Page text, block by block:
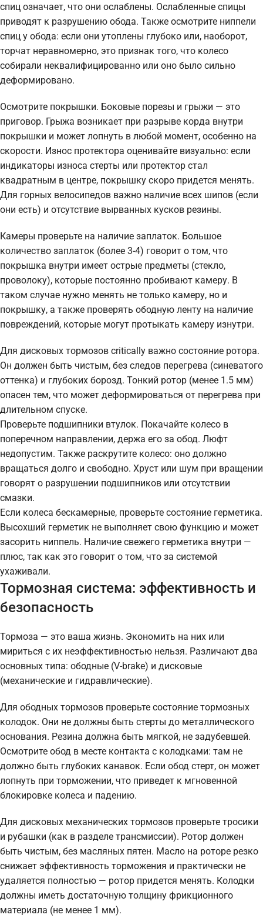
спиц означает, что они ослаблены. Ослабленные спицы
приводят к разрушению обода. Также осмотрите ниппели
спиц у обода: если они утоплены глубоко или, наоборот,
торчат неравномерно, это признак того, что колесо
собирали неквалифицированно или оно было сильно
деформировано.
Осмотрите покрышки. Боковые порезы и грыжи — это
приговор. Грыжа возникает при разрыве корда внутри
покрышки и может лопнуть в любой момент, особенно на
скорости. Износ протектора оценивайте визуально: если
индикаторы износа стерты или протектор стал
квадратным в центре, покрышку скоро придется менять.
Для горных велосипедов важно наличие всех шипов (если
они есть) и отсутствие вырванных кусков резины.
Камеры проверьте на наличие заплаток. Большое
количество заплаток (более 3-4) говорит о том, что
покрышка внутри имеет острые предметы (стекло,
проволоку), которые постоянно пробивают камеру. В
таком случае нужно менять не только камеру, но и
покрышку, а также проверять ободную ленту на наличие
повреждений, которые могут протыкать камеру изнутри.
Для дисковых тормозов critically важно состояние ротора.
Он должен быть чистым, без следов перегрева (синеватого
оттенка) и глубоких борозд. Тонкий ротор (менее 1.5 мм)
опасен тем, что может деформироваться от перегрева при
длительном спуске.
Проверьте подшипники втулок. Покачайте колесо в
поперечном направлении, держа его за обод. Люфт
недопустим. Также раскрутите колесо: оно должно
вращаться долго и свободно. Хруст или шум при вращении
говорят о разрушении подшипников или отсутствии
смазки.
Если колеса бескамерные, проверьте состояние герметика.
Высохший герметик не выполняет свою функцию и может
засорить ниппель. Наличие свежего герметика внутри —
плюс, так как это говорит о том, что за системой
ухаживали.
Тормозная система: эффективность и
безопасность
Тормоза — это ваша жизнь. Экономить на них или
мириться с их неэффективностью нельзя. Различают два
основных типа: ободные (V-brake) и дисковые
(механические и гидравлические).
Для ободных тормозов проверьте состояние тормозных
колодок. Они не должны быть стерты до металлического
основания. Резина должна быть мягкой, не задубевшей.
Осмотрите обод в месте контакта с колодками: там не
должно быть глубоких канавок. Если обод стерт, он может
лопнуть при торможении, что приведет к мгновенной
блокировке колеса и падению.
Для дисковых механических тормозов проверьте тросики
и рубашки (как в разделе трансмиссии). Ротор должен
быть чистым, без масляных пятен. Масло на роторе резко
снижает эффективность торможения и практически не
удаляется полностью — ротор придется менять. Колодки
должны иметь достаточную толщину фрикционного
материала (не менее 1 мм).